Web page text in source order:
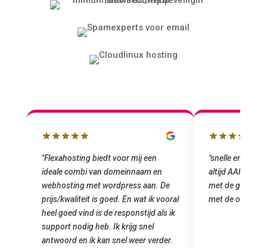
"Flexahosting biedt voor mij een
ideale combi van domeinnaam en
webhosting met wordpress aan. De
prijs/kwaliteit is goed. En wat ik vooral
heel goed vind is de responstijd als ik
support nodig heb. Ik krijg snel
antwoord en ik kan snel weer verder.
"snelle en
altijd AAN (: fijne
met de grote
met de overstap!"